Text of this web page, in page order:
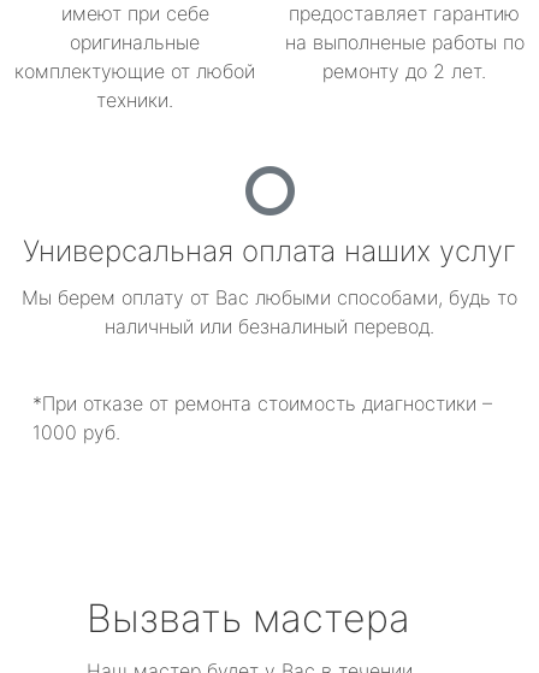
имеют при себе
оригинальные
комплектующие от любой
техники.
предоставляет гарантию
на выполненые работы по
ремонту до 2 лет.
Универсальная оплата наших услуг
Мы берем оплату от Вас любыми способами, будь то
наличный или безналиный перевод.
*При отказе от ремонта стоимость диагностики –
1000 руб.
Вызвать мастера